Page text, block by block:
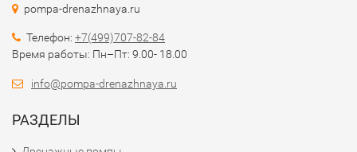
pompa-drenazhnaya.ru
Телефон: +7(499)707-82-84
Время работы: Пн–Пт: 9.00- 18.00
info@pompa-drenazhnaya.ru
РАЗДЕЛЫ